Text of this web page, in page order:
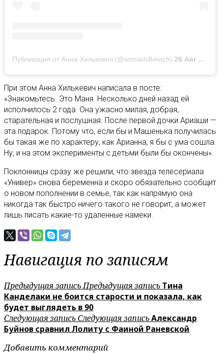
Публикация от Анна Хилькевич (@annakhilkevich) 26 Авг 2020 в 8:10 PDT
При этом Анна Хилькевич написала в посте:
«Знакомьтесь. Это Маня. Несколько дней назад ей
исполнилось 2 года. Она ужасно милая, добрая,
старательная и послушная. После первой дочки Ариаши —
эта подарок. Потому что, если бы и Машенька получилась
бы такая же по характеру, как Арианна, я бы с ума сошла.
Ну, и на этом эксперименты с детьми были бы окончены».
Поклонницы сразу же решили, что звезда телесериала
«Универ» снова беременна и скоро обязательно сообщит
о новом пополнении в семье, так как напрямую она
никогда так быстро ничего такого не говорит, а может
лишь писать какие-то удаленные намеки.
Навигация по записям
Предыдущая записьПредыдущая запись Тина
Канделаки не боится старости и показала, как
будет выглядеть в 90
Следующая запись Следующая записьАлександр
Буйнов сравнил Лолиту с Фаиной Раневской
Добавить комментарий